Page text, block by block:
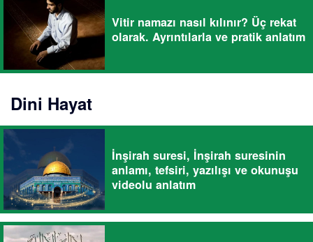
Vitir namazı nasıl kılınır? Üç rekat
olarak. Ayrıntılarla ve pratik anlatım
Dini Hayat
İnşirah suresi, İnşirah suresinin
anlamı, tefsiri, yazılışı ve okunuşu
videolu anlatım